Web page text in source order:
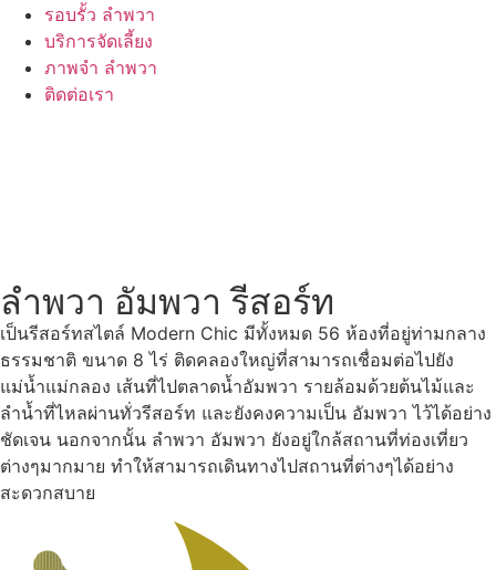
รอบรั้ว ลำพวา
บริการจัดเลี้ยง
ภาพจำ ลำพวา
ติดต่อเรา
ลำพวา อัมพวา รีสอร์ท
เป็นรีสอร์ทสไตล์ Modern Chic มีทั้งหมด 56 ห้องที่อยู่ท่ามกลาง
ธรรมชาติ ขนาด 8 ไร่ ติดคลองใหญ่ที่สามารถเชื่อมต่อไปยัง
แม่น้ำแม่กลอง เส้นที่ไปตลาดน้ำอัมพวา รายล้อมด้วยต้นไม้และ
ลำน้ำที่ไหลผ่านทั่วรีสอร์ท และยังคงความเป็น อัมพวา ไว้ได้อย่าง
ชัดเจน นอกจากนั้น ลำพวา อัมพวา ยังอยู่ใกล้สถานที่ท่องเที่ยว
ต่างๆมากมาย ทำให้สามารถเดินทางไปสถานที่ต่างๆได้อย่าง
สะดวกสบาย